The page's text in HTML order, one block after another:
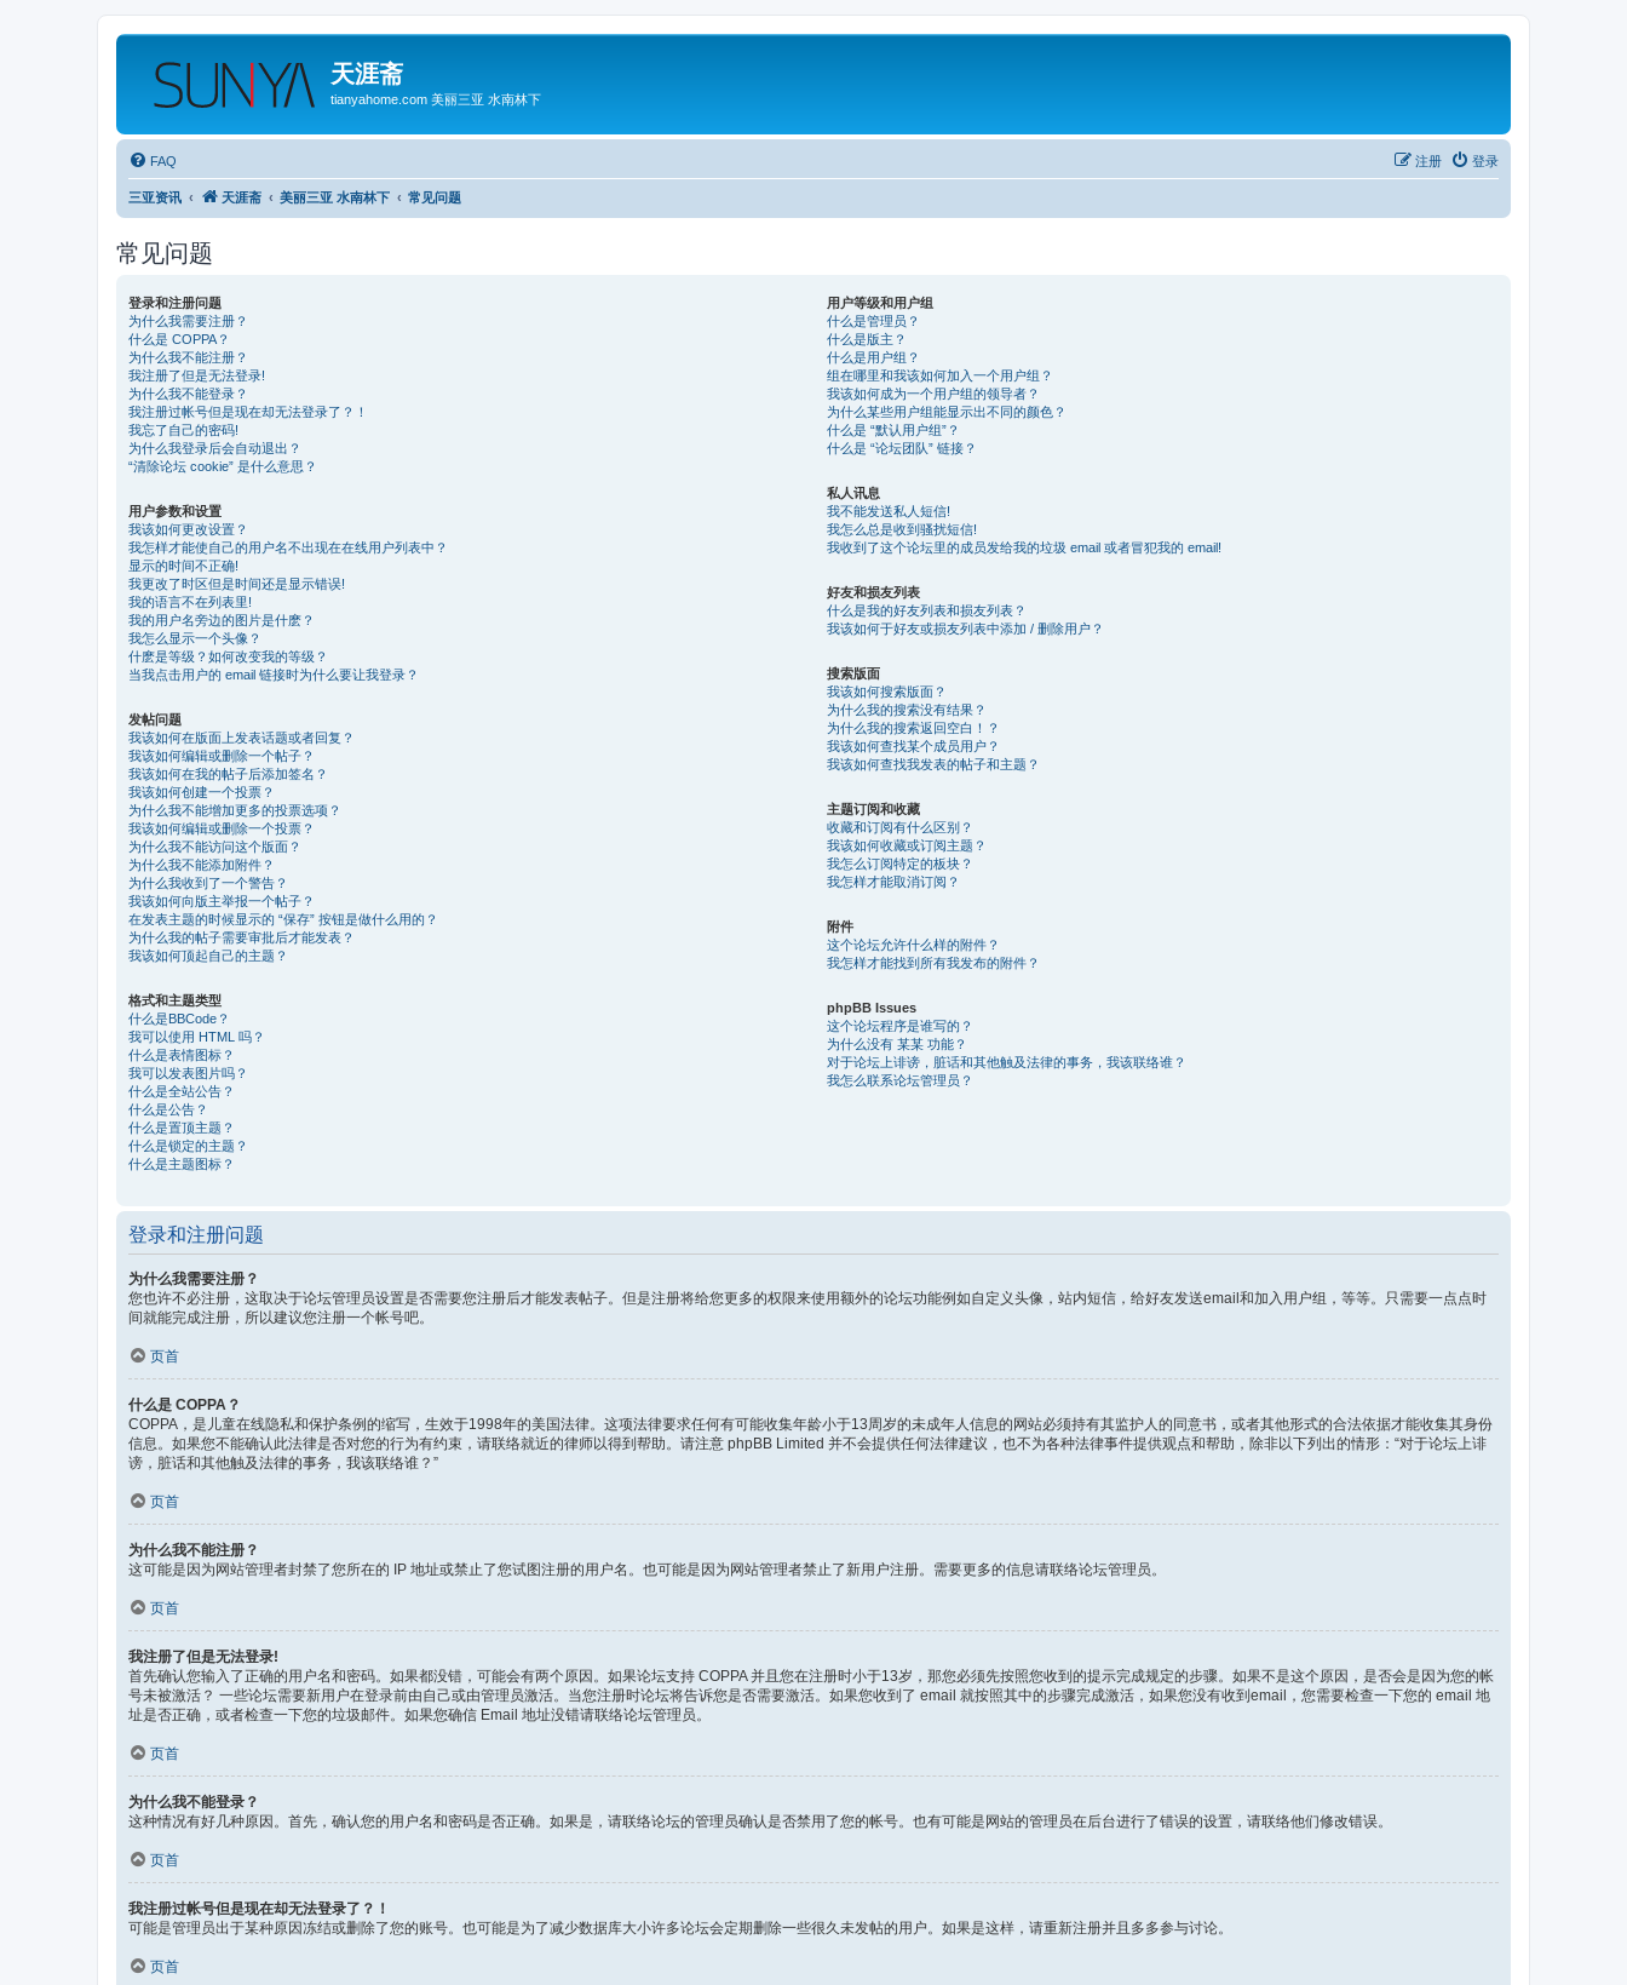
天涯斋
tianyahome.com 美丽三亚 水南林下
FAQ 登录
注册
三亚资讯 天涯斋 美丽三亚 水南林下 常见问题
常见问题
登录和注册问题
为什么我需要注册？
什么是 COPPA？
为什么我不能注册？
我注册了但是无法登录!
为什么我不能登录？
我注册过帐号但是现在却无法登录了？！
我忘了自己的密码!
为什么我登录后会自动退出？
“清除论坛 cookie” 是什么意思？
用户参数和设置
我该如何更改设置？
我怎样才能使自己的用户名不出现在在线用户列表中？
显示的时间不正确!
我更改了时区但是时间还是显示错误!
我的语言不在列表里!
我的用户名旁边的图片是什麽？
我怎么显示一个头像？
什麽是等级？如何改变我的等级？
当我点击用户的 email 链接时为什么要让我登录？
发帖问题
我该如何在版面上发表话题或者回复？
我该如何编辑或删除一个帖子？
我该如何在我的帖子后添加签名？
我该如何创建一个投票？
为什么我不能增加更多的投票选项？
我该如何编辑或删除一个投票？
为什么我不能访问这个版面？
为什么我不能添加附件？
为什么我收到了一个警告？
我该如何向版主举报一个帖子？
在发表主题的时候显示的 “保存” 按钮是做什么用的？
为什么我的帖子需要审批后才能发表？
我该如何顶起自己的主题？
格式和主题类型
什么是BBCode？
我可以使用 HTML 吗？
什么是表情图标？
我可以发表图片吗？
什么是全站公告？
什么是公告？
什么是置顶主题？
什么是锁定的主题？
什么是主题图标？
用户等级和用户组
什么是管理员？
什么是版主？
什么是用户组？
组在哪里和我该如何加入一个用户组？
我该如何成为一个用户组的领导者？
为什么某些用户组能显示出不同的颜色？
什么是 “默认用户组”？
什么是 “论坛团队” 链接？
私人讯息
我不能发送私人短信!
我怎么总是收到骚扰短信!
我收到了这个论坛里的成员发给我的垃圾 email 或者冒犯我的 email!
好友和损友列表
什么是我的好友列表和损友列表？
我该如何于好友或损友列表中添加 / 删除用户？
搜索版面
我该如何搜索版面？
为什么我的搜索没有结果？
为什么我的搜索返回空白！？
我该如何查找某个成员用户？
我该如何查找我发表的帖子和主题？
主题订阅和收藏
收藏和订阅有什么区别？
我该如何收藏或订阅主题？
我怎么订阅特定的板块？
我怎样才能取消订阅？
附件
这个论坛允许什么样的附件？
我怎样才能找到所有我发布的附件？
phpBB Issues
这个论坛程序是谁写的？
为什么没有 某某 功能？
对于论坛上诽谤，脏话和其他触及法律的事务，我该联络谁？
我怎么联系论坛管理员？
登录和注册问题
为什么我需要注册？
您也许不必注册，这取决于论坛管理员设置是否需要您注册后才能发表帖子。但是注册将给您更多的权限来使用额外的论坛功能例如自定义头像，站内短信，给好友发送email和加入用户组，等等。只需要一点点时
间就能完成注册，所以建议您注册一个帐号吧。
页首
什么是 COPPA？
COPPA，是儿童在线隐私和保护条例的缩写，生效于1998年的美国法律。这项法律要求任何有可能收集年龄小于13周岁的未成年人信息的网站必须持有其监护人的同意书，或者其他形式的合法依据才能收集其身份
信息。如果您不能确认此法律是否对您的行为有约束，请联络就近的律师以得到帮助。请注意 phpBB Limited 并不会提供任何法律建议，也不为各种法律事件提供观点和帮助，除非以下列出的情形：“对于论坛上诽
谤，脏话和其他触及法律的事务，我该联络谁？”
页首
为什么我不能注册？
这可能是因为网站管理者封禁了您所在的 IP 地址或禁止了您试图注册的用户名。也可能是因为网站管理者禁止了新用户注册。需要更多的信息请联络论坛管理员。
页首
我注册了但是无法登录!
首先确认您输入了正确的用户名和密码。如果都没错，可能会有两个原因。如果论坛支持 COPPA 并且您在注册时小于13岁，那您必须先按照您收到的提示完成规定的步骤。如果不是这个原因，是否会是因为您的帐
号未被激活？ 一些论坛需要新用户在登录前由自己或由管理员激活。当您注册时论坛将告诉您是否需要激活。如果您收到了 email 就按照其中的步骤完成激活，如果您没有收到email，您需要检查一下您的 email 地
址是否正确，或者检查一下您的垃圾邮件。如果您确信 Email 地址没错请联络论坛管理员。
页首
为什么我不能登录？
这种情况有好几种原因。首先，确认您的用户名和密码是否正确。如果是，请联络论坛的管理员确认是否禁用了您的帐号。也有可能是网站的管理员在后台进行了错误的设置，请联络他们修改错误。
页首
我注册过帐号但是现在却无法登录了？！
可能是管理员出于某种原因冻结或删除了您的账号。也可能是为了减少数据库大小许多论坛会定期删除一些很久未发帖的用户。如果是这样，请重新注册并且多多参与讨论。
页首